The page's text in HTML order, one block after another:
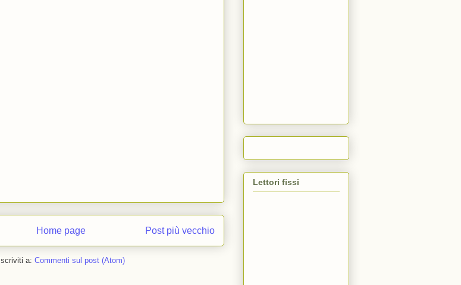
Post più vecchio
Home page
Iscriviti a: Commenti sul post (Atom)
Lettori fissi